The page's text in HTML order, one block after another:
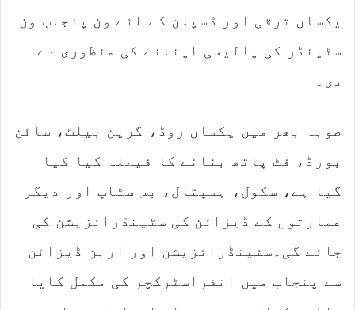
یکساں ترقی اور ڈسپلن کے لئے ون پنجاب ون
سٹینڈر کی پالیسی اپنانے کی منظوری دے
دی۔
صوبہ بھر میں یکساں روڈ، گرین بیلٹ، سائن
بورڈ، فٹ پاتھ بنانے کا فیصلہ کیا کیا
گیا ہے، سکول، ہسپتال، بس سٹاپ اور دیگر
عمارتوں کے ڈیزائن کی سٹینڈرائزیشن کی
جائے گی۔سٹینڈرائزیشن اور اربن ڈیزائن
سے پنجاب میں انفراسٹرکچر کی مکمل کایا